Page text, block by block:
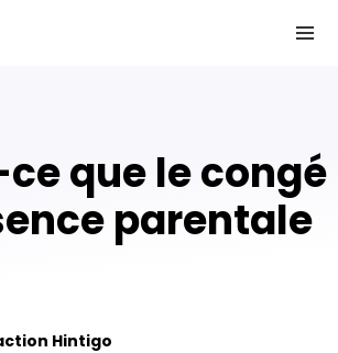
parentale
Hintigo